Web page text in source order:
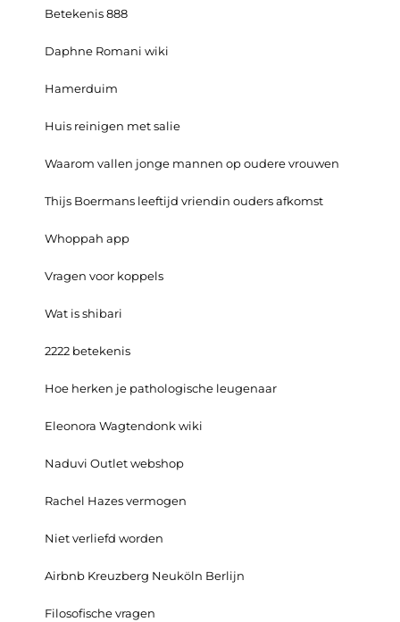
Betekenis 888
Daphne Romani wiki
Hamerduim
Huis reinigen met salie
Waarom vallen jonge mannen op oudere vrouwen
Thijs Boermans leeftijd vriendin ouders afkomst
Whoppah app
Vragen voor koppels
Wat is shibari
2222 betekenis
Hoe herken je pathologische leugenaar
Eleonora Wagtendonk wiki
Naduvi Outlet webshop
Rachel Hazes vermogen
Niet verliefd worden
Airbnb Kreuzberg Neuköln Berlijn
Filosofische vragen